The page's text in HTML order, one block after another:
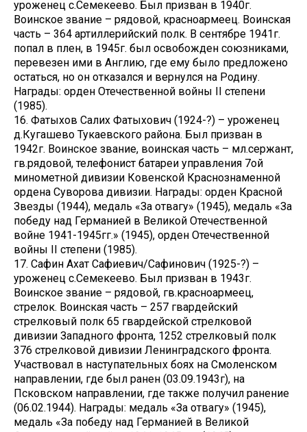
уроженец с.Семекеево. Был призван в 1940г.
Воинское звание – рядовой, красноармеец. Воинская
часть – 364 артиллерийский полк. В сентябре 1941г.
попал в плен, в 1945г. был освобожден союзниками,
перевезен ими в Англию, где ему было предложено
остаться, но он отказался и вернулся на Родину.
Награды: орден Отечественной войны II степени
(1985).
16. Фатыхов Салих Фатыхович (1924-?) – уроженец
д.Кугашево Тукаевского района. Был призван в
1942г. Воинское звание, воинская часть – мл.сержант,
гв.рядовой, телефонист батареи управления 7ой
минометной дивизии Ковенской Краснознаменной
ордена Суворова дивизии. Награды: орден Красной
Звезды (1944), медаль «За отвагу» (1945), медаль «За
победу над Германией в Великой Отечественной
войне 1941-1945гг.» (1945), орден Отечественной
войны II степени (1985).
17. Сафин Ахат Сафиевич/Сафинович (1925-?) –
уроженец с.Семекеево. Был призван в 1943г.
Воинское звание – рядовой, гв.красноармеец,
стрелок. Воинская часть – 257 гвардейский
стрелковый полк 65 гвардейской стрелковой
дивизии Западного фронта, 1252 стрелковый полк
376 стрелковой дивизии Ленинградского фронта.
Участвовал в наступательных боях на Смоленском
направлении, где был ранен (03.09.1943г), на
Псковском направлении, где также получил ранение
(06.02.1944). Награды: медаль «За отвагу» (1945),
медаль «За победу над Германией в Великой